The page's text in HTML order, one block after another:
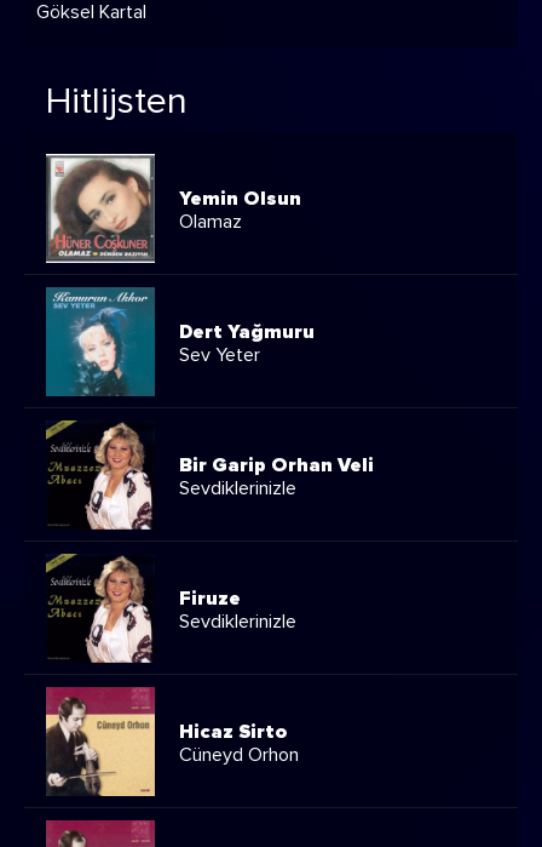
Göksel Kartal
Hitlijsten
Yemin Olsun
Olamaz
Dert Yağmuru
Sev Yeter
Bir Garip Orhan Veli
Sevdiklerinizle
Firuze
Sevdiklerinizle
Hicaz Sirto
Cüneyd Orhon